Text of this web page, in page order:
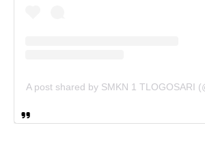
A post shared by SMKN 1 TLOGOSARI